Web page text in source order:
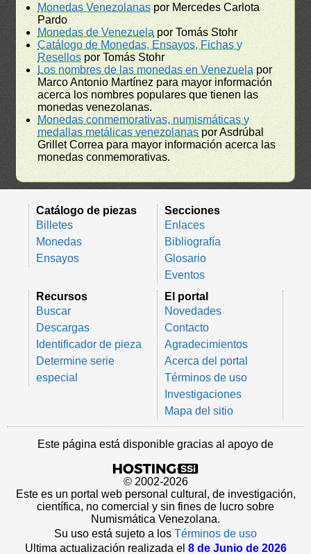
Monedas Venezolanas por Mercedes Carlota
Pardo
Monedas de Venezuela por Tomás Stohr
Catálogo de Monedas, Ensayos, Fichas y
Resellos por Tomás Stohr
Los nombres de las monedas en Venezuela por
Marco Antonio Martínez para mayor información
acerca los nombres populares que tienen las
monedas venezolanas.
Monedas conmemorativas, numismáticas y
medallas metálicas venezolanas por Asdrúbal
Grillet Correa para mayor información acerca las
monedas conmemorativas.
Catálogo de piezas
Billetes
Monedas
Ensayos
Secciones
Enlaces
Bibliografía
Glosario
Eventos
Recursos
Buscar
Descargas
Identificador de pieza
Determine serie
especial
El portal
Novedades
Contacto
Agradecimientos
Acerca del portal
Términos de uso
Investigaciones
Mapa del sitio
Este página está disponible gracias al apoyo de
© 2002-2026
Este es un portal web personal cultural, de investigación,
científica, no comercial y sin fines de lucro sobre
Numismática Venezolana.
Su uso está sujeto a los Términos de uso
Ultima actualización realizada el 8 de Junio de 2026